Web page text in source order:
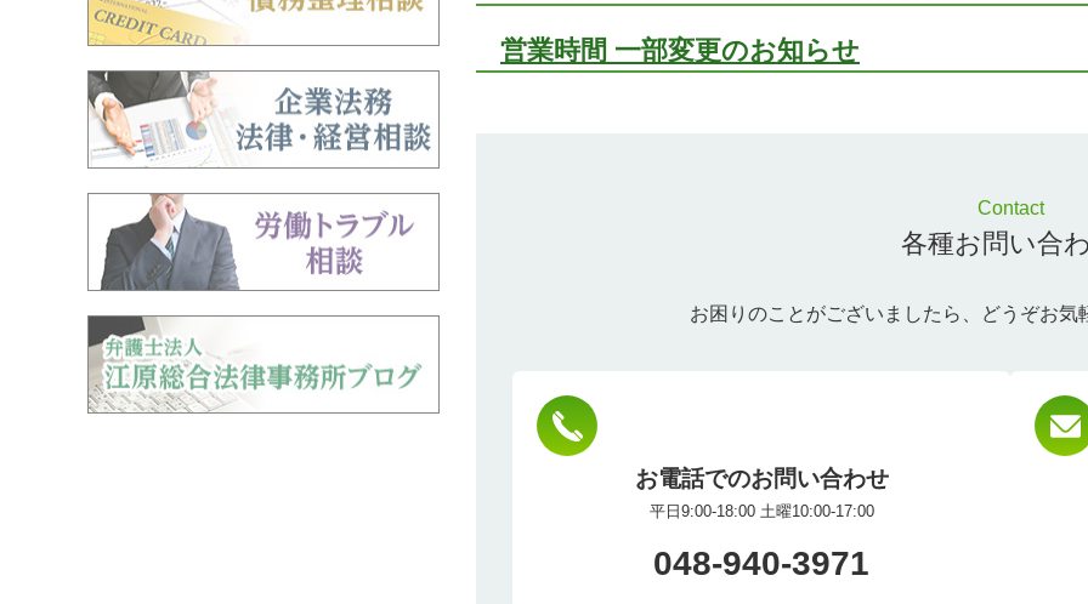
営業時間 一部変更のお知らせ
Contact
各種お問い合
お困りのことがございましたら、 どうぞお気
お電話でのお問い合わせ
平日9:00-18:00 土曜10:00-17:00
048-940-3971